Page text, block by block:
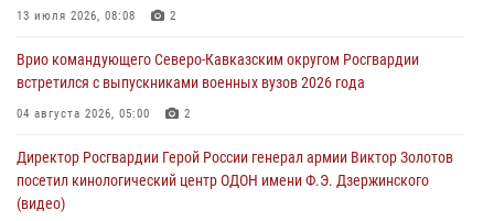
тиражи газет
Всероссийская ведомственная акции «Каникулы с Росгвардией
проходит в Сибири
13 июля 2026, 08:08 2
Врио командующего Северо-Кавказским округом Росгвардии
встретился с выпускниками военных вузов 2026 года
04 августа 2026, 05:00 2
Директор Росгвардии Герой России генерал армии Виктор Золотов
посетил кинологический центр ОДОН имени Ф.Э. Дзержинского
(видео)